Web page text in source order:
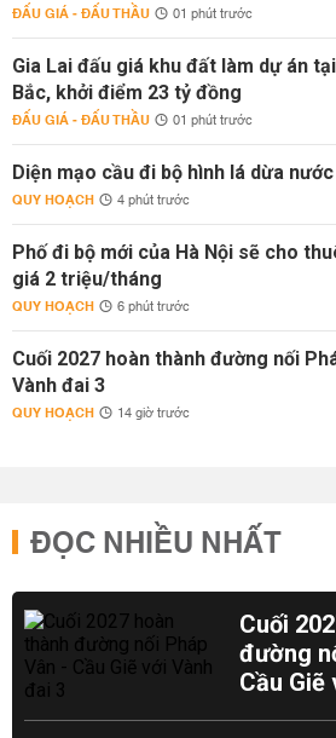
ĐẤU GIÁ - ĐẤU THẦU 01 phút trước
Gia Lai đấu giá khu đất làm dự án
Bắc, khởi điểm 23 tỷ đồng
ĐẤU GIÁ - ĐẤU THẦU 01 phút trước
Diện mạo cầu đi bộ hình lá dừa
QUY HOẠCH 4 phút trước
Phố đi bộ mới của Hà Nội sẽ cho
giá 2 triệu/tháng
QUY HOẠCH 6 phút trước
Cuối 2027 hoàn thành đường nối
Vành đai 3
QUY HOẠCH 14 giờ trước
ĐỌC NHIỀU NHẤT
Cuối
đường
Cầu Giẽ